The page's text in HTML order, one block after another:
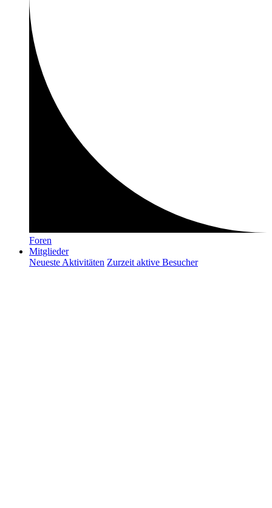
Foren
Mitglieder
Neueste Aktivitäten Zurzeit aktive Besucher